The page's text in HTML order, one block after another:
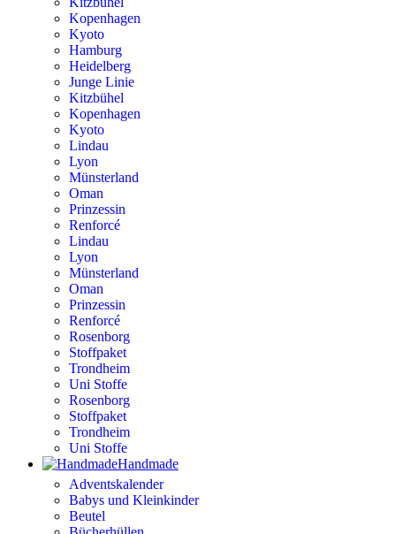
Kopenhagen
Kyoto
Hamburg
Heidelberg
Junge Linie
Kitzbühel
Kopenhagen
Kyoto
Lindau
Lyon
Münsterland
Oman
Prinzessin
Renforcé
Lindau
Lyon
Münsterland
Oman
Prinzessin
Renforcé
Rosenborg
Stoffpaket
Trondheim
Uni Stoffe
Rosenborg
Stoffpaket
Trondheim
Uni Stoffe
Handmade
Adventskalender
Babys und Kleinkinder
Beutel